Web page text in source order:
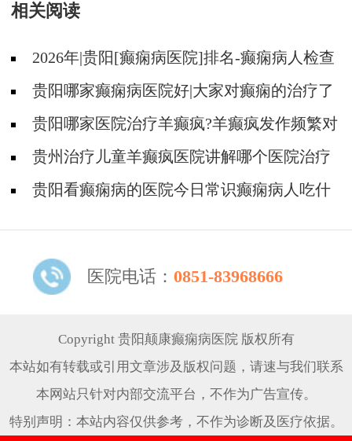
相关阅读
2026年|贵阳[癫痫病医院]排名-癫痫病人检查
对身体有影响吗?
贵阳哪家癫痫病医院好|大家对癫痫的治疗了
解吗?贵阳哪家医院治疗羊癫疯?羊癫疯发作频繁对
身体有什么危害?
贵州治疗儿童羊癫疯医院讲解哪个医院治疗
羊儿疯好?
贵阳看癫痫病的医院今日常识癫痫病人吃什
医院电话： 0851-83968666
Copyright 贵阳颠康癫痫病医院 版权所有
本站如有转载或引用文章涉及版权问题，请速与我们联系
本网站只针对内部交流平台，不作为广告宣传。
特别声明：本站内容仅供参考，不作为诊断及医疗依据。